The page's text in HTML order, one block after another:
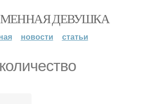
ДЕВУШКА
новости статьи